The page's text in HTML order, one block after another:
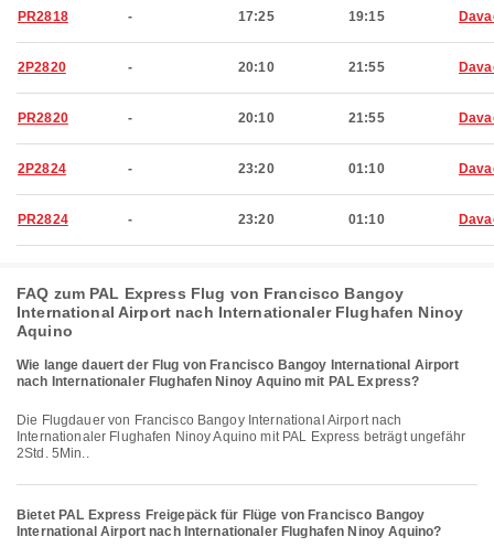
PR2818 - 17:25 19:15
2P2820 - 20:10 21:55
PR2820 - 20:10 21:55
2P2824 - 23:20 01:10
PR2824 - 23:20 01:10
FAQ zum PAL Express Flug von Francisco Bangoy
International Airport nach Internationaler Flughafen Ninoy
Aquino
Wie lange dauert der Flug von Francisco Bangoy International Airport
nach Internationaler Flughafen Ninoy Aquino mit PAL Express?
Die Flugdauer von Francisco Bangoy International Airport nach
Internationaler Flughafen Ninoy Aquino mit PAL Express beträgt ungefähr
2Std. 5Min..
Bietet PAL Express Freigepäck für Flüge von Francisco Bangoy
International Airport nach Internationaler Flughafen Ninoy Aquino?